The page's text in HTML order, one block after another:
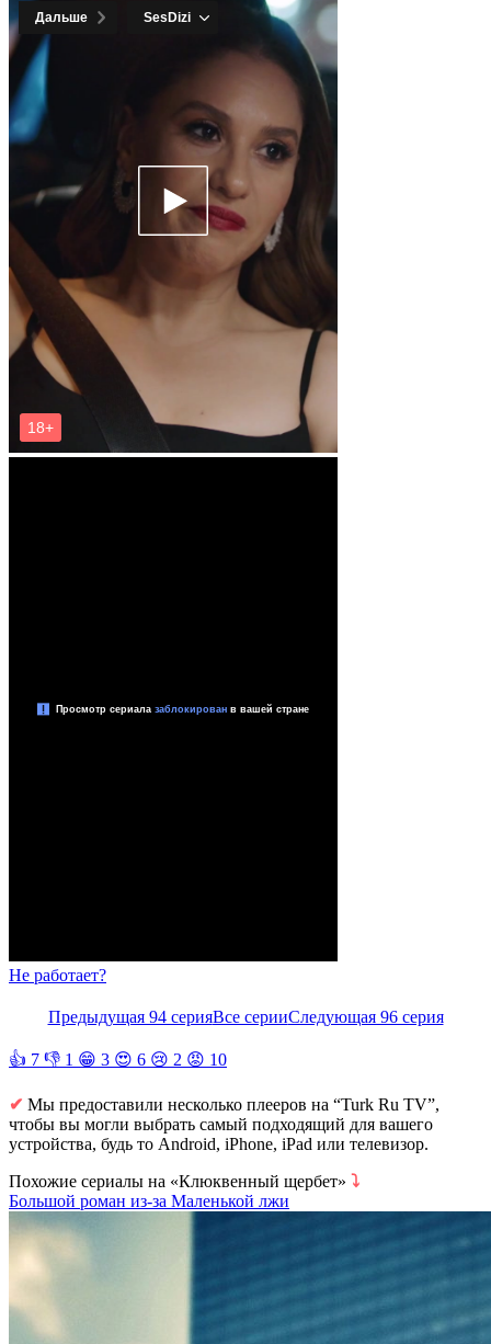
Не работает?
Предыдущая 94 серияВсе серииСледующая 96 серия
👍 7 👎 1 😁 3 😍 6 😢 2 😡 10
✔ Мы предоставили несколько плееров на “Turk Ru TV”,
чтобы вы могли выбрать самый подходящий для вашего
устройства, будь то Android, iPhone, iPad или телевизор.
Похожие сериалы на «Клюквенный щербет» ⤵
Большой роман из-за Маленькой лжи